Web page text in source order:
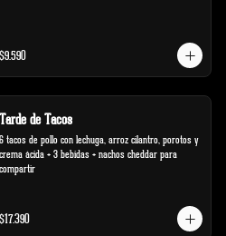
$9.590
Tarde de Tacos
6 tacos de pollo con lechuga, arroz cilantro, porotos y
crema ácida + 3 bebidas + nachos cheddar para
compartir
$17.390